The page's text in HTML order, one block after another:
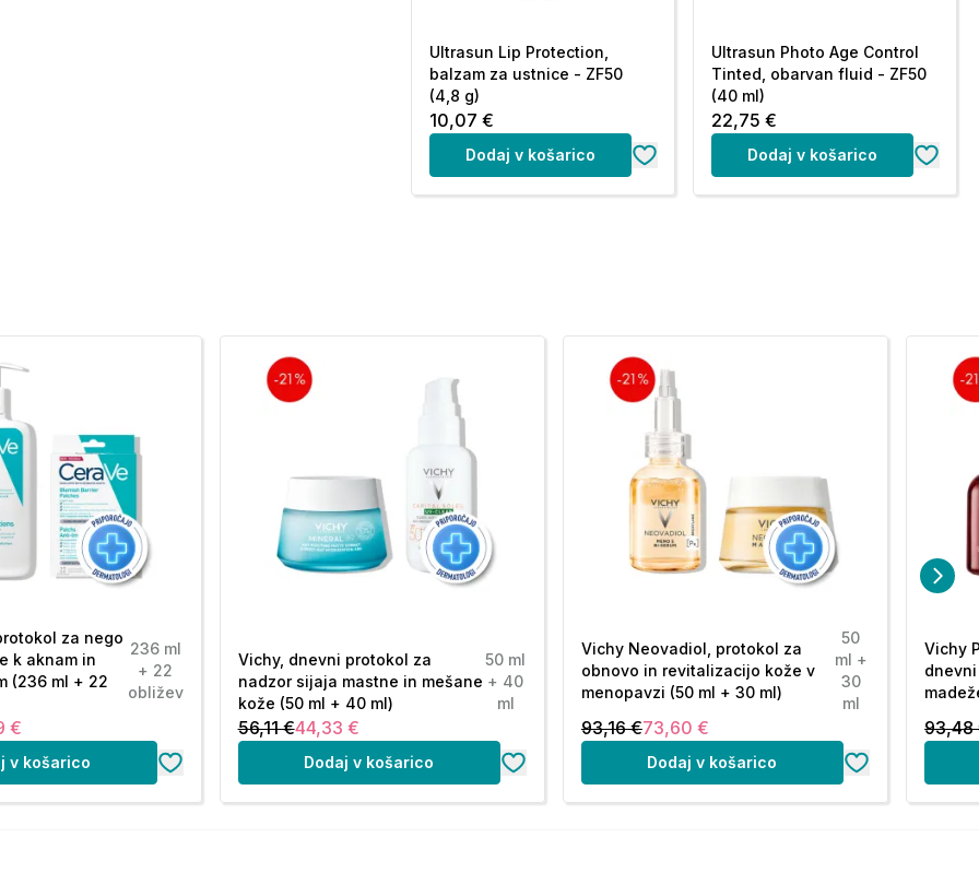
Ultrasun Lip Protection,
balzam za ustnice - ZF50
(4,8 g)
10,07 €
Dodaj v košarico
Ultrasun Photo Age Control
Tinted, obarvan fluid - ZF50
(40 ml)
22,75 €
Dodaj v košarico
za nego
k aknam in
(236 ml + 22
236 ml
+ 22
obližev
€
v košarico
Vichy, dnevni protokol za
nadzor sijaja mastne in mešane
kože (50 ml + 40 ml)
50 ml
+ 40
ml
56,11 €44,33 €
Dodaj v košarico
Vichy Neovadiol, protokol za
obnovo in revitalizacijo kože v
menopavzi (50 ml + 30 ml)
50
ml +
30
ml
93,16 €73,60 €
Dodaj v košarico
Vichy
93,48